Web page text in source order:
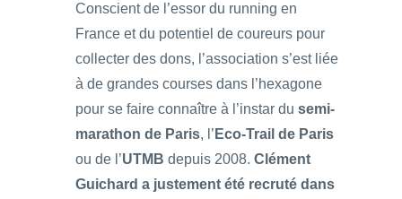
Conscient de l’essor du running en
France et du potentiel de coureurs pour
collecter des dons, l’association s’est liée
à de grandes courses dans l’hexagone
pour se faire connaître à l’instar du semi-
marathon de Paris, l’ Eco-Trail de Paris
ou de l’UTMB depuis 2008. Clément
Guichard a justement été recruté dans